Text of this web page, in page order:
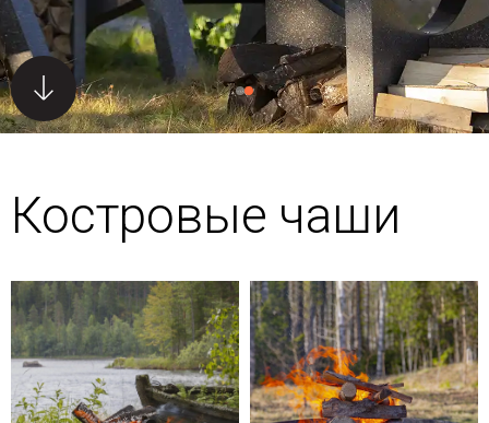
Костровые чаши